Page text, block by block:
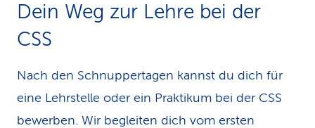
Dein Weg zur Lehre bei der
CSS
Nach den Schnuppertagen kannst du dich für
eine Lehrstelle oder ein Praktikum bei der CSS
bewerben. Wir begleiten dich vom ersten